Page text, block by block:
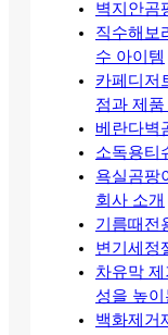
벽지안곰
직수해보
수 아이템
카페디저
점과 제품
베란다벽
소독용티
욕실곰팡
회사 소개
기름때전
변기세정
차유막
성을 높
백화제거